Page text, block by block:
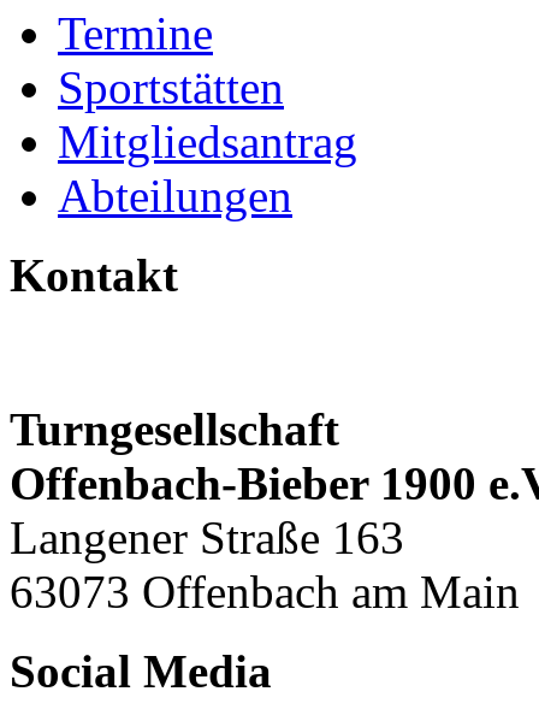
Termine
Sportstätten
Mitgliedsantrag
Abteilungen
Kontakt
Turngesellschaft
Offenbach-Bieber 1900
Langener Straße 163
63073 Offenbach am Main
Social Media